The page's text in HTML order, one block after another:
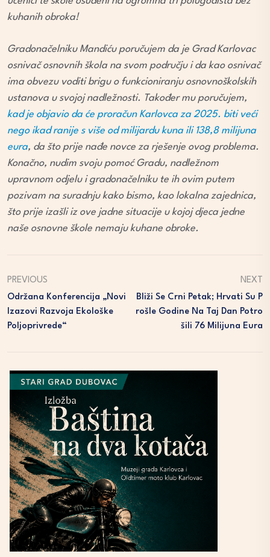
kuhanih obroka!
Gradonačelniku Mandiću poručujem da je Grad Karlovac
osnivač osnovnih škola na svom području i da kao osnivač
ima obvezu voditi brigu o funkcioniranju osnovnoškolskih
ustanova u svojoj nadležnosti. Također mu poručujem,
kad je objavio da će proračun Karlovca za 2025. biti veći
nego ikad ranije s više od milijardu kuna ili 138,8 milijuna
eura, da što prije nađe novce za rješenje ovog problema.
Konačno, nudim svoju pomoć Gradu, nadležnom
upravnom odjelu i gradonačelniku te ih ovim putem
pozivam na suradnju kako bismo, kao lokalna zajednica,
što prije izašli iz ove jadne situacije u kojoj djeca jedne
naše osnovne škole nemaju kuhane obroke.
PREVIOUS
Održana Konferencija „Novi
Izazovi Razvoja Ekološke
Poljoprivrede“
NEXT
Bliži Se Crni Petak; Hrvati Su P
Rošle Godine Na Taj Dan Potro
Šili 76 Milijuna Eura